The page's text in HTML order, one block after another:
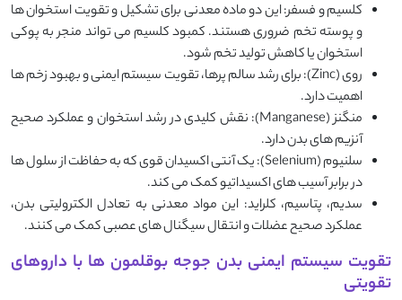
کلسیم و فسفر: این دو ماده معدنی برای تشکیل و تقویت استخوان ‌ها
و پوسته تخم ضروری هستند. کمبود کلسیم می ‌تواند منجر به پوکی
استخوان یا کاهش تولید تخم شود.
روی (Zinc): برای رشد سالم پرها، تقویت سیستم ایمنی و بهبود زخم ‌ها
اهمیت دارد.
منگنز (Manganese): نقش کلیدی در رشد استخوان و عملکرد صحیح
آنزیم ‌های بدن دارد.
سلنیوم (Selenium): یک آنتی ‌اکسیدان قوی که به حفاظت از سلول ‌ها
در برابر آسیب ‌های اکسیداتیو کمک می‌ کند.
سدیم، پتاسیم، کلراید: این مواد معدنی به تعادل الکترولیتی بدن،
عملکرد صحیح عضلات و انتقال سیگنال‌ های عصبی کمک می ‌کنند.
تقویت سیستم ایمنی بدن جوجه بوقلمون ها با داروهای
تقویتی